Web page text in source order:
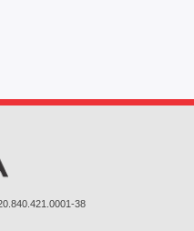
20.840.421.0001-38